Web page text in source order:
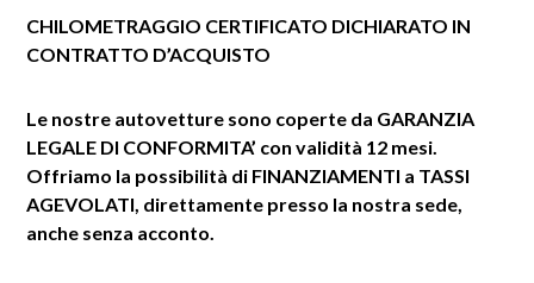
CHILOMETRAGGIO CERTIFICATO DICHIARATO IN
CONTRATTO D’ACQUISTO
Le nostre autovetture sono coperte da GARANZIA
LEGALE DI CONFORMITA’ con validità 12 mesi.
Offriamo la possibilità di FINANZIAMENTI a TASSI
AGEVOLATI, direttamente presso la nostra sede,
anche senza acconto.